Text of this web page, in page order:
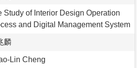
Study of Interior Design Operation
and Digital Management System
麟
Lin Cheng